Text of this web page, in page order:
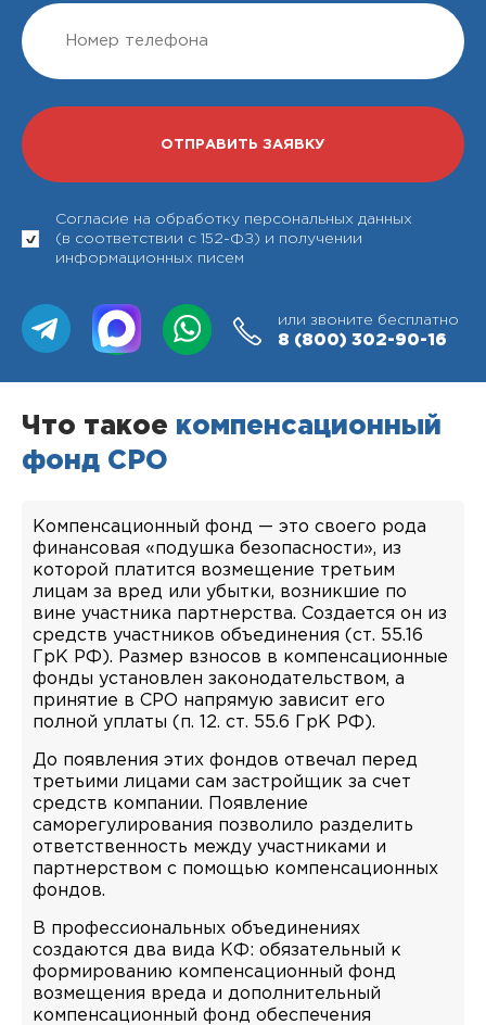
Согласие на обработку персональных данных
(в соответствии с 152-ФЗ) и получении
информационных писем
или звоните бесплатно
8 (800) 302-90-16
Что такое компенсационный
фонд СРО
Компенсационный фонд — это своего рода
финансовая «подушка безопасности», из
которой платится возмещение третьим
лицам за вред или убытки, возникшие по
вине участника партнерства. Создается он из
средств участников объединения (ст. 55.16
ГрК РФ). Размер взносов в компенсационные
фонды установлен законодательством, а
принятие в СРО напрямую зависит его
полной уплаты (п. 12. ст. 55.6 ГрК РФ).
До появления этих фондов отвечал перед
третьими лицами сам застройщик за счет
средств компании. Появление
саморегулирования позволило разделить
ответственность между участниками и
партнерством с помощью компенсационных
фондов.
В профессиональных объединениях
создаются два вида КФ: обязательный к
формированию компенсационный фонд
возмещения вреда и дополнительный
компенсационный фонд обеспечения